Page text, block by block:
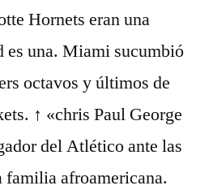
Hornets eran una
es una. Miami sucumbió
octavos y últimos de
↑ «chris Paul George
del Atlético ante las
afroamericana.